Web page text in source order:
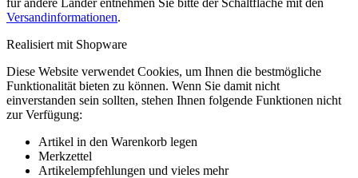
Versandinformationen.
Realisiert mit Shopware
Diese Website verwendet Cookies, um Ihnen die bestmögliche
Funktionalität bieten zu können. Wenn Sie damit nicht
einverstanden sein sollten, stehen Ihnen folgende Funktionen nicht
zur Verfügung:
Artikel in den Warenkorb legen
Merkzettel
Artikelempfehlungen und vieles mehr